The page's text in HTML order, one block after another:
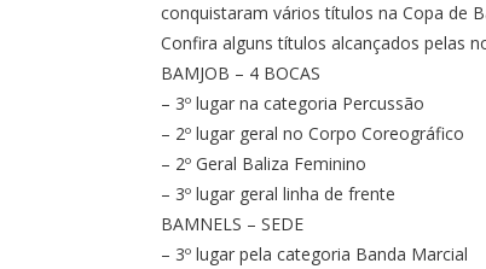
conquistaram vários títulos na Copa de
Confira alguns títulos alcançados pelas
BAMJOB – 4 BOCAS
– 3º lugar na categoria Percussão
– ⁠2º lugar geral no Corpo Coreográfico
– ⁠2º Geral Baliza Feminino
– ⁠3º lugar geral linha de frente
BAMNELS – SEDE
– 3º lugar pela categoria Banda Marcial